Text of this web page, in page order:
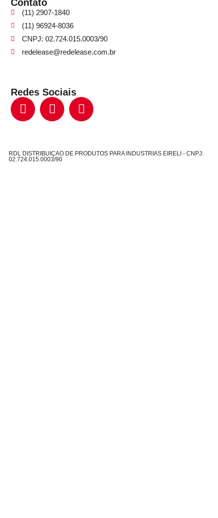
Contato
(11) 2907-1840
(11) 96924-8036
CNPJ: 02.724.015.0003/90
redelease@redelease.com.br
Redes Sociais
RDL DISTRIBUIÇAO DE PRODUTOS PARA INDUSTRIAS EIRELI - CNPJ:
02.724.015.0003/90